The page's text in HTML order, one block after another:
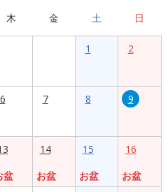
木 金 土 日
1 2
6 7 8 9
盆
14
お盆
15
お盆
16
お盆